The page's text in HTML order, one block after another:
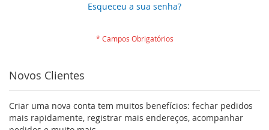
Esqueceu a sua senha?
Novos Clientes
Criar uma nova conta tem muitos benefícios: fechar pedidos
mais rapidamente, registrar mais endereços, acompanhar